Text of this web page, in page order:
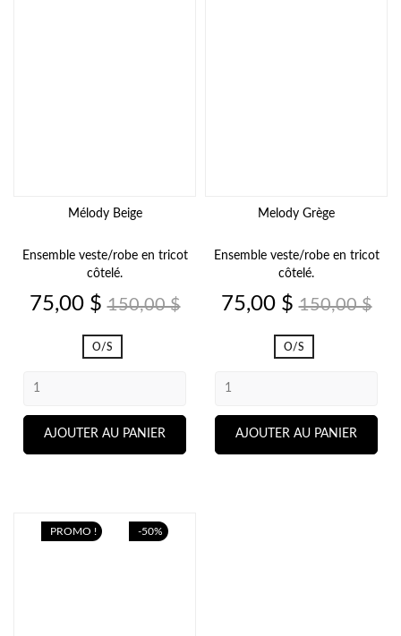
Mélody Beige
Ensemble veste/robe en tricot
côtelé.
Prix
75,00 $ Prix
base
150,00 $
O/S
AJOUTER AU PANIER
Melody Grège
Ensemble veste/robe en tricot
côtelé.
Prix
75,00 $ Prix
base
150,00 $
O/S
AJOUTER AU PANIER
PROMO ! -50%